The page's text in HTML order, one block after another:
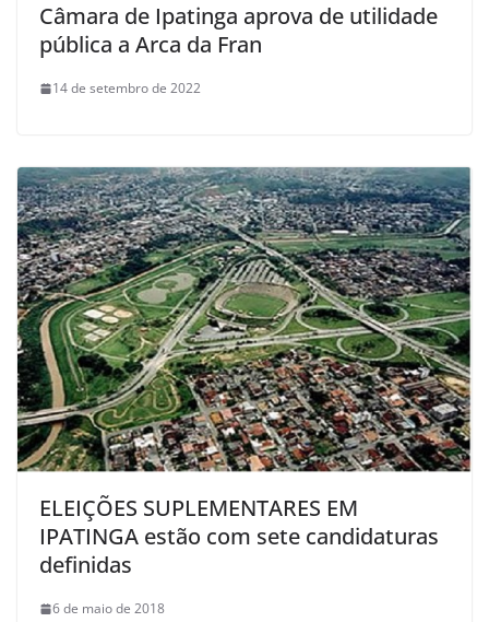
Câmara de Ipatinga aprova de utilidade
pública a Arca da Fran
14 de setembro de 2022
ELEIÇÕES SUPLEMENTARES EM
IPATINGA estão com sete candidaturas
definidas
6 de maio de 2018